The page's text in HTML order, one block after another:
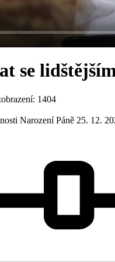
se
1404
Narození Páně 25. 12.